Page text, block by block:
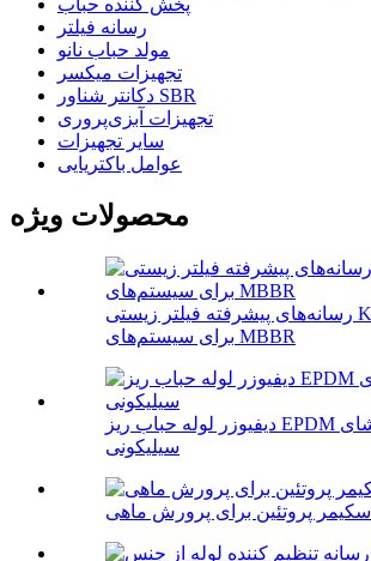
پخش کننده حباب
رسانه فیلتر
مولد حباب نانو
تجهیزات میکسر
دکانتر شناور SBR
تجهیزات آبزی‌پروری
سایر تجهیزات
عوامل باکتریایی
محصولات ویژه
رسانه‌های پیشرفته فیلتر زیستی K1، K3، K5
برای سیستم‌های MBBR
دیفیوزر لوله حباب ریز EPDM و غشای
سیلیکونی
اسکیمر پروتئین برای پرورش ماهی